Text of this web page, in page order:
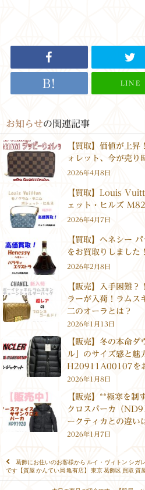
LINE
お知らせの関連記事
【買取】価値が上
ォレット、今が売り
2026年4月8日
【買取】Louis
ェット・ヒルズ
2026年4月7日
【買取】ヘネシー
をお買取りしました！
2026年2月8日
【販売】入手困難
ラーが入荷！ラム
二のオーラとは？
2026年1月13日
【販売】冬の本命
ル」のサイズ感と魅
H20911A00107を
2026年1月8日
【販売】**極寒を制
クロスパーカ（
ークティカとの違い
2026年1月7日
葛飾にお住いのお客様から ルイ・ヴィトン シガ
です【質屋 かんてい局 亀有店】 東京 葛飾区 買取 質